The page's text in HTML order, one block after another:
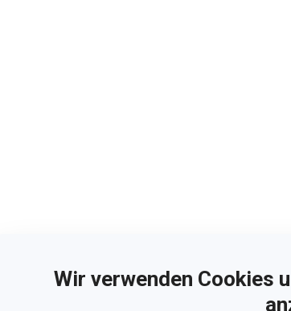
Wir verwenden Cookies